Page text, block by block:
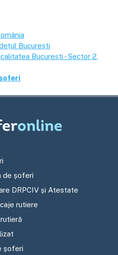
București
București - Sector 2
de șoferi
DRPCIV și Atestate
rutiere
șoferi